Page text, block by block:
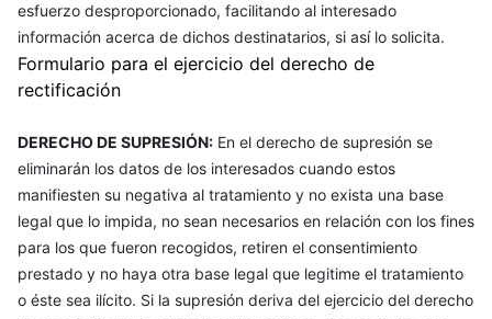
esfuerzo desproporcionado, facilitando al interesado
información acerca de dichos destinatarios, si así lo solicita.
Formulario para el ejercicio del derecho de
rectificación
DERECHO DE SUPRESIÓN: En el derecho de supresión se
eliminarán los datos de los interesados cuando estos
manifiesten su negativa al tratamiento y no exista una base
legal que lo impida, no sean necesarios en relación con los fines
para los que fueron recogidos, retiren el consentimiento
prestado y no haya otra base legal que legitime el tratamiento
o éste sea ilícito. Si la supresión deriva del ejercicio del derecho